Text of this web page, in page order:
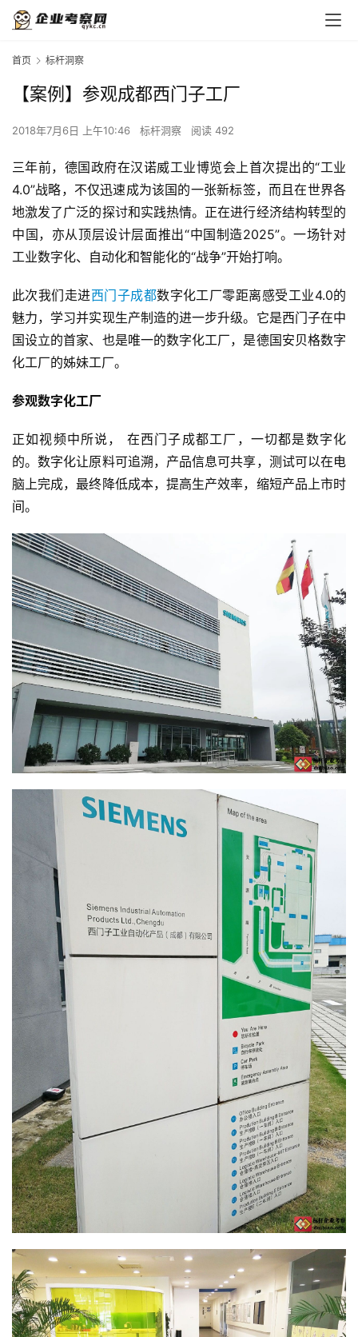
首页 标杆洞察
【案例】参观成都西门子工厂
2018年7月6日 上午10:46 标杆洞察 阅读 492
三年前，德国政府在汉诺威工业博览会上首次提出的“工业
4.0”战略，不仅迅速成为该国的一张新标签，而且在世界各
地激发了广泛的探讨和实践热情。正在进行经济结构转型的
中国，亦从顶层设计层面推出“中国制造2025”。一场针对
工业数字化、自动化和智能化的“战争”开始打响。
此次我们走进西门子成都数字化工厂零距离感受工业4.0的
魅力，学习并实现生产制造的进一步升级。它是西门子在中
国设立的首家、也是唯一的数字化工厂，是德国安贝格数字
化工厂的姊妹工厂。
参观数字化工厂
正如视频中所说， 在西门子成都工厂，一切都是数字化
的。数字化让原料可追溯，产品信息可共享，测试可以在电
脑上完成，最终降低成本，提高生产效率，缩短产品上市时
间。